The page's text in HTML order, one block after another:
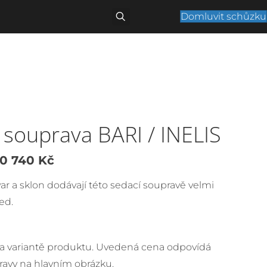
Domluvit schůzku
BARI / INELIS
Kč.
740 KčAktuální
cena
740 Kč.
a sklon dodávají této sedací soupravě velmi
variantě produktu. Uvedená cena odpovídá
na hlavním obrázku.